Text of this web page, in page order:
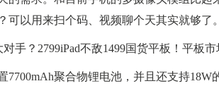
可以用来扫个码、视频聊个天其实就够了。
7700mAh聚合物锂电池，并且还支持18W